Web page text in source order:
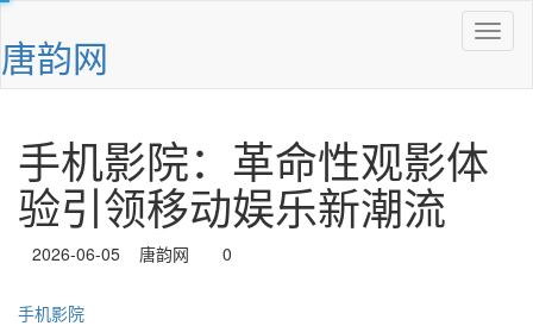
唐韵网
手机影院：革命性观影体
验引领移动娱乐新潮流
2026-06-05 唐韵网 0
手机影院